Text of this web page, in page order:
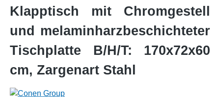
Klapptisch mit Chromgestell
und melaminharzbeschichteter
Tischplatte B/H/T: 170x72x60
cm, Zargenart Stahl